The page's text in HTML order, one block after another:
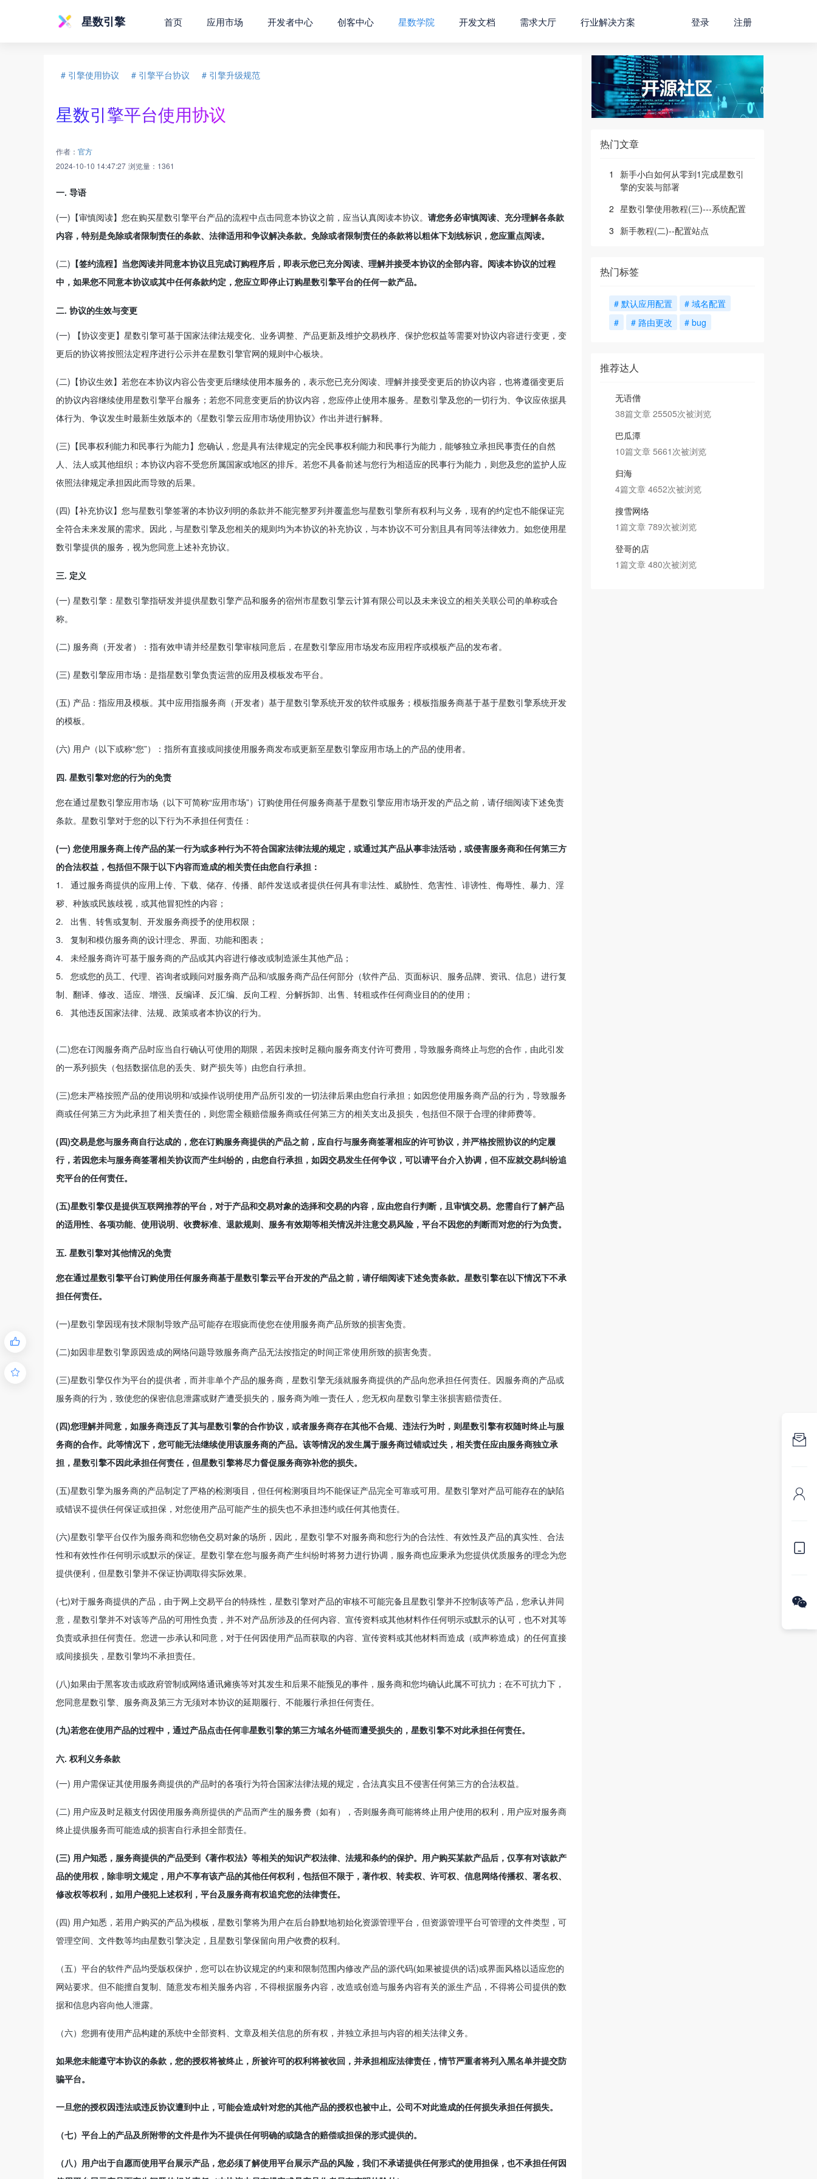
星数引擎 首页 应用市场 开发者中心 创客中心 星数学院 开发文档 需求大厅 行业解决方案 登录 注册
# 引擎使用协议 # 引擎平台协议 # 引擎升级规范
星数引擎平台使用协议
作者： 官方
2024-10-10 14:47:27 浏览量： 1361
一. 导语
(一)【审慎阅读】您在购买星数引擎平台产品的流程中点击同意本协议之前，应当认真阅读本协议。 请您务必审慎阅读、充分理解各条款
内容，特别是免除或者限制责任的条款、法律适用和争议解决条款。免除或者限制责任的条款将以粗体下划线标识，您应重点阅读。
(二) 【签约流程】当您阅读并同意本协议且完成订购程序后，即表示您已充分阅读、理解并接受本协议的全部内容。阅读本协议的过程
中，如果您不同意本协议或其中任何条款约定，您应立即停止订购星数引擎平台的任何一款产品。
二. 协议的生效与变更
(一) 【协议变更】星数引擎可基于国家法律法规变化、业务调整、产品更新及维护交易秩序、保护您权益等需要对协议内容进行变更，变
更后的协议将按照法定程序进行公示并在星数引擎官网的规则中心板块。
(二)【协议生效】若您在本协议内容公告变更后继续使用本服务的，表示您已充分阅读、理解并接受变更后的协议内容，也将遵循变更后
的协议内容继续使用星数引擎平台服务；若您不同意变更后的协议内容，您应停止使用本服务。星数引擎及您的一切行为、争议应依据具
体行为、争议发生时最新生效版本的《星数引擎云应用市场使用协议》作出并进行解释。
(三)【民事权利能力和民事行为能力】您确认，您是具有法律规定的完全民事权利能力和民事行为能力，能够独立承担民事责任的自然
人、法人或其他组织；本协议内容不受您所属国家或地区的排斥。若您不具备前述与您行为相适应的民事行为能力，则您及您的监护人应
依照法律规定承担因此而导致的后果。
(四)【补充协议】您与星数引擎签署的本协议列明的条款并不能完整罗列并覆盖您与星数引擎所有权利与义务，现有的约定也不能保证完
全符合未来发展的需求。因此，与星数引擎及您相关的规则均为本协议的补充协议，与本协议不可分割且具有同等法律效力。如您使用星
数引擎提供的服务，视为您同意上述补充协议。
三. 定义
(一) 星数引擎：星数引擎指研发并提供星数引擎产品和服务的宿州市星数引擎云计算有限公司以及未来设立的相关关联公司的单称或合
称。
(二) 服务商（开发者）：指有效申请并经星数引擎审核同意后，在星数引擎应用市场发布应用程序或模板产品的发布者。
(三) 星数引擎应用市场：是指星数引擎负责运营的应用及模板发布平台。
(五) 产品：指应用及模板。其中应用指服务商（开发者）基于星数引擎系统开发的软件或服务；模板指服务商基于基于星数引擎系统开发
的模板。
(六) 用户（以下或称“您”）：指所有直接或间接使用服务商发布或更新至星数引擎应用市场上的产品的使用者。
四. 星数引擎对您的行为的免责
您在通过星数引擎应用市场（以下可简称“应用市场”）订购使用任何服务商基于星数引擎应用市场开发的产品之前，请仔细阅读下述免责
条款。星数引擎对于您的以下行为不承担任何责任：
(一) 您使用服务商上传产品的某一行为或多种行为不符合国家法律法规的规定，或通过其产品从事非法活动，或侵害服务商和任何第三方
的合法权益，包括但不限于以下内容而造成的相关责任由您自行承担：
1. 通过服务商提供的应用上传、下载、储存、传播、邮件发送或者提供任何具有非法性、威胁性、危害性、诽谤性、侮辱性、暴力、淫
秽、种族或民族歧视，或其他冒犯性的内容；
2. 出售、转售或复制、开发服务商授予的使用权限；
3. 复制和模仿服务商的设计理念、界面、功能和图表；
4. 未经服务商许可基于服务商的产品或其内容进行修改或制造派生其他产品；
5. 您或您的员工、代理、咨询者或顾问对服务商产品和/或服务商产品任何部分（软件产品、页面标识、服务品牌、资讯、信息）进行复
制、翻译、修改、适应、增强、反编译、反汇编、反向工程、分解拆卸、出售、转租或作任何商业目的的使用；
6. 其他违反国家法律、法规、政策或者本协议的行为。
(二)您在订阅服务商产品时应当自行确认可使用的期限，若因未按时足额向服务商支付许可费用，导致服务商终止与您的合作，由此引发
的一系列损失（包括数据信息的丢失、财产损失等）由您自行承担。
(三)您未严格按照产品的使用说明和/或操作说明使用产品所引发的一切法律后果由您自行承担；如因您使用服务商产品的行为，导致服务
商或任何第三方为此承担了相关责任的，则您需全额赔偿服务商或任何第三方的相关支出及损失，包括但不限于合理的律师费等。
(四)交易是您与服务商自行达成的，您在订购服务商提供的产品之前，应自行与服务商签署相应的许可协议，并严格按照协议的约定履
行，若因您未与服务商签署相关协议而产生纠纷的，由您自行承担，如因交易发生任何争议，可以请平台介入协调，但不应就交易纠纷追
究平台的任何责任。
(五)星数引擎仅是提供互联网推荐的平台，对于产品和交易对象的选择和交易的内容，应由您自行判断，且审慎交易。您需自行了解产品
的适用性、各项功能、使用说明、收费标准、退款规则、服务有效期等相关情况并注意交易风险，平台不因您的判断而对您的行为负责。
五. 星数引擎对其他情况的免责
您在通过星数引擎平台订购使用任何服务商基于星数引擎云平台开发的产品之前，请仔细阅读下述免责条款。星数引擎在以下情况下不承
担任何责任。
(一)星数引擎因现有技术限制导致产品可能存在瑕疵而使您在使用服务商产品所致的损害免责。
(二)如因非星数引擎原因造成的网络问题导致服务商产品无法按指定的时间正常使用所致的损害免责。
(三)星数引擎仅作为平台的提供者，而并非单个产品的服务商，星数引擎无须就服务商提供的产品向您承担任何责任。因服务商的产品或
服务商的行为，致使您的保密信息泄露或财产遭受损失的，服务商为唯一责任人，您无权向星数引擎主张损害赔偿责任。
(四)您理解并同意，如服务商违反了其与星数引擎的合作协议，或者服务商存在其他不合规、违法行为时，则星数引擎有权随时终止与服
务商的合作。此等情况下，您可能无法继续使用该服务商的产品。该等情况的发生属于服务商过错或过失，相关责任应由服务商独立承
担，星数引擎不因此承担任何责任，但星数引擎将尽力督促服务商弥补您的损失。
(五)星数引擎为服务商的产品制定了严格的检测项目，但任何检测项目均不能保证产品完全可靠或可用。星数引擎对产品可能存在的缺陷
或错误不提供任何保证或担保，对您使用产品可能产生的损失也不承担违约或任何其他责任。
(六)星数引擎平台仅作为服务商和您物色交易对象的场所，因此，星数引擎不对服务商和您行为的合法性、有效性及产品的真实性、合法
性和有效性作任何明示或默示的保证。星数引擎在您与服务商产生纠纷时将努力进行协调，服务商也应秉承为您提供优质服务的理念为您
提供便利，但星数引擎并不保证协调取得实际效果。
(七)对于服务商提供的产品，由于网上交易平台的特殊性，星数引擎对产品的审核不可能完备且星数引擎并不控制该等产品，您承认并同
意，星数引擎并不对该等产品的可用性负责，并不对产品所涉及的任何内容、宣传资料或其他材料作任何明示或默示的认可，也不对其等
负责或承担任何责任。您进一步承认和同意，对于任何因使用产品而获取的内容、宣传资料或其他材料而造成（或声称造成）的任何直接
或间接损失，星数引擎均不承担责任。
(八)如果由于黑客攻击或政府管制或网络通讯瘫痪等对其发生和后果不能预见的事件，服务商和您均确认此属不可抗力；在不可抗力下，
您同意星数引擎、服务商及第三方无须对本协议的延期履行、不能履行承担任何责任。
(九)若您在使用产品的过程中，通过产品点击任何非星数引擎的第三方域名外链而遭受损失的，星数引擎不对此承担任何责任。
六. 权利义务条款
(一) 用户需保证其使用服务商提供的产品时的各项行为符合国家法律法规的规定，合法真实且不侵害任何第三方的合法权益。
(二) 用户应及时足额支付因使用服务商所提供的产品而产生的服务费（如有），否则服务商可能将终止用户使用的权利，用户应对服务商
终止提供服务而可能造成的损害自行承担全部责任。
(三) 用户知悉，服务商提供的产品受到《著作权法》等相关的知识产权法律、法规和条约的保护。用户购买某款产品后，仅享有对该款产
品的使用权，除非明文规定，用户不享有该产品的其他任何权利，包括但不限于，著作权、转卖权、许可权、信息网络传播权、署名权、
修改权等权利，如用户侵犯上述权利，平台及服务商有权追究您的法律责任。
(四) 用户知悉，若用户购买的产品为模板，星数引擎将为用户在后台静默地初始化资源管理平台，但资源管理平台可管理的文件类型，可
管理空间、文件数等均由星数引擎决定，且星数引擎保留向用户收费的权利。
（五）平台的软件产品均受版权保护，您可以在协议规定的约束和限制范围内修改产品的源代码(如果被提供的话)或界面风格以适应您的
网站要求。但不能擅自复制、随意发布相关服务内容，不得根据服务内容，改造或创造与服务内容有关的派生产品，不得将公司提供的数
据和信息内容向他人泄露。
（六）您拥有使用产品构建的系统中全部资料、文章及相关信息的所有权，并独立承担与内容的相关法律义务。
如果您未能遵守本协议的条款，您的授权将被终止，所被许可的权利将被收回，并承担相应法律责任，情节严重者将列入黑名单并提交防
骗平台。
一旦您的授权因违法或违反协议遭到中止，可能会造成针对您的其他产品的授权也被中止。公司不对此造成的任何损失承担任何损失。
（七）平台上的产品及所附带的文件是作为不提供任何明确的或隐含的赔偿或担保的形式提供的。
（八）用户出于自愿而使用平台展示产品，您必须了解使用平台展示产品的风险，我们不承诺提供任何形式的使用担保，也不承担任何因


热门文章
1
新手小白如何从零到1完成星数引
擎的安装与部署
2 星数引擎使用教程(三)---系统配置
3 新手教程(二)--配置站点
热门标签
# 默认应用配置
# 域名配置
#
# 路由更改 # bug
推荐达人
无语僧
38篇文章 25505次被浏览
巴瓜潭
10篇文章 5661次被浏览
归海
4篇文章 4652次被浏览
搜雪网络
1篇文章 789次被浏览
登哥的店
1篇文章 480次被浏览



